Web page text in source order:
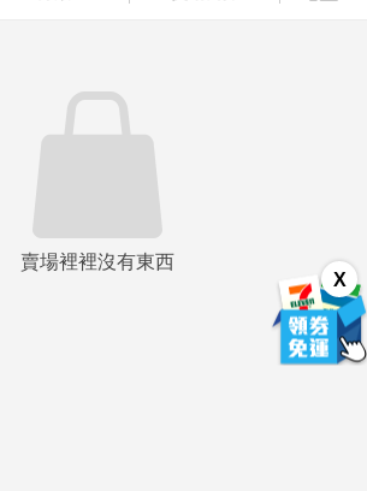
X
賣場裡裡沒有東西